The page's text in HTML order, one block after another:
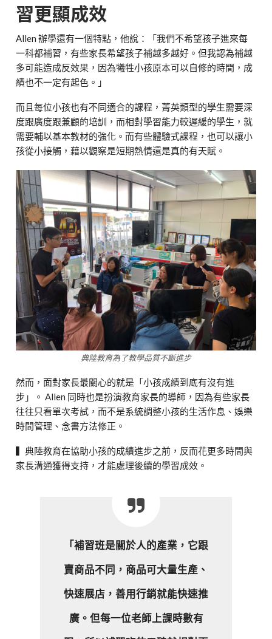
習更顯成效
Allen 辦學還有一個特點，他說：「我們不希望孩子進來每
一科都補習，有些家長希望孩子補越多越好。但我認為補越
多可能造成反效果，因為犧牲小孩原本可以自修的時間，成
績也不一定有起色。」
而且每位小孩也有不同適合的課程，菁英類型的學生需要深
度跟廣度跟兼顧的培訓，而相對學習能力較遲緩的學生，就
需要輔以基本教材的強化。而有些體驗式課程，也可以讓小
孩從小接觸，藉以觀察是短期熱情還是真的有天賦。
典陸教育為了教學品質不斷進步
然而，面對家長最關心的就是「小孩成績到底有沒有進
步」。 Allen 同時也是扮演教育家長的導師，因為有些家長
往往只看單次考試，而不是系統調整小孩的生活作息、娛樂
時間管理、念書方法修正。
▍典陸教育在協助小孩的成績進步之前，反而花更多時間與
家長溝通獲得支持，才能處理後續的學習成效。
「補習班是關於人的產業，它跟
賣商品不同，商品可大量生產、
快速展店，善用行銷就能快速推
廣。但每一位老師上課時數有